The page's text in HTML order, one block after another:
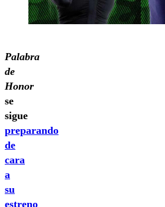
Palabra
de
Honor
se
sigue
preparando
de
cara
a
su
estreno